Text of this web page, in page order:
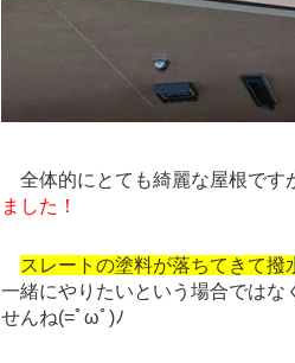
全体的にとても綺麗な屋根です
ました！
スレートの塗料が落ちてきて
一緒にやりたいという場合ではな
せんね(=ﾟωﾟ)ﾉ